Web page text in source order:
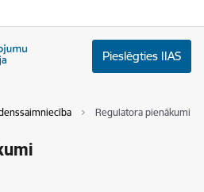
Pieslēgties IIAS
Regulatora pienākumi